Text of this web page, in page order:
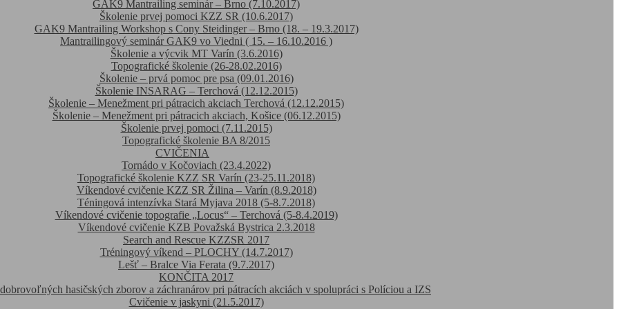
GAK9 Mantrailing seminár – Brno (7.10.2017)
Školenie prvej pomoci KZZ SR (10.6.2017)
GAK9 Mantrailing Workshop s Cony Steidinger – Brno (18. – 19.3.2017)
Mantrailingový seminár GAK9 vo Viedni ( 15. – 16.10.2016 )
Školenie a výcvik MT Varín (3.6.2016)
Topografické školenie (26-28.02.2016)
Školenie – prvá pomoc pre psa (09.01.2016)
Školenie INSARAG – Terchová (12.12.2015)
Školenie – Menežment pri pátracich akciach Terchová (12.12.2015)
Školenie – Menežment pri pátracich akciach, Košice (06.12.2015)
Školenie prvej pomoci (7.11.2015)
Topografické školenie BA 8/2015
CVIČENIA
Tornádo v Kočoviach (23.4.2022)
Topografické školenie KZZ SR Varín (23-25.11.2018)
Víkendové cvičenie KZZ SR Žilina – Varín (8.9.2018)
Téningová intenzívka Stará Myjava 2018 (5-8.7.2018)
Víkendové cvičenie topografie „Locus“ – Terchová (5-8.4.2019)
Víkendové cvičenie KZB Považská Bystrica 2.3.2018
Search and Rescue KZZSR 2017
Tréningový víkend – PLOCHY (14.7.2017)
Lešť – Bralce Via Ferata (9.7.2017)
KONČITA 2017
hasičských zborov a záchranárov pri pátracích akciách v spolupráci s Políciou a IZS
Cvičenie v jaskyni (21.5.2017)